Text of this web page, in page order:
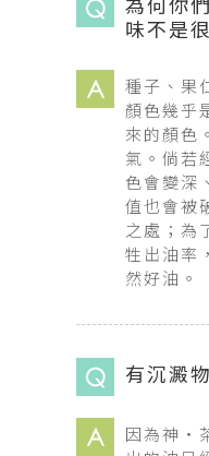
為何你
味不是
種子、果
顏色幾乎
來的顏色
氣。倘若
色會變深
值也會被
之處；為
牲出油率
然好油。
有沉澱
因為神・